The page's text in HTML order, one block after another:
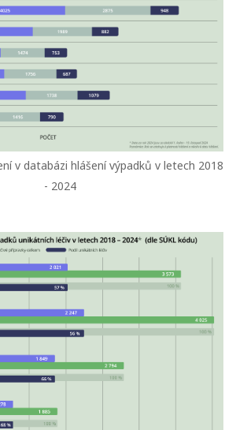
v databázi hlášení výpadků v letech 2018
- 2024